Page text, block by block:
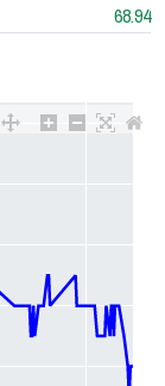
68.94